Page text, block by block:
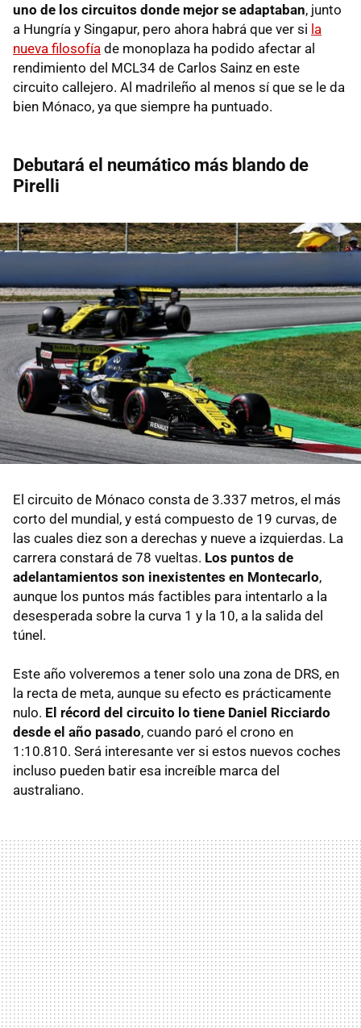
uno de los circuitos donde mejor se adaptaban, junto
a Hungría y Singapur, pero ahora habrá que ver si la
nueva filosofía de monoplaza ha podido afectar al
rendimiento del MCL34 de Carlos Sainz en este
circuito callejero. Al madrileño al menos sí que se le da
bien Mónaco, ya que siempre ha puntuado.
Debutará el neumático más blando de
Pirelli
El circuito de Mónaco consta de 3.337 metros, el más
corto del mundial, y está compuesto de 19 curvas, de
las cuales diez son a derechas y nueve a izquierdas. La
carrera constará de 78 vueltas. Los puntos de
adelantamientos son inexistentes en Montecarlo,
aunque los puntos más factibles para intentarlo a la
desesperada sobre la curva 1 y la 10, a la salida del
túnel.
Este año volveremos a tener solo una zona de DRS, en
la recta de meta, aunque su efecto es prácticamente
nulo. El récord del circuito lo tiene Daniel Ricciardo
desde el año pasado, cuando paró el crono en
1:10.810. Será interesante ver si estos nuevos coches
incluso pueden batir esa increíble marca del
australiano.